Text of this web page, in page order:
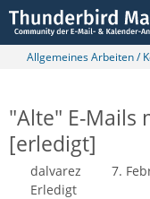
Allgemeines Arbeiten /
"Alte" E-Mails
[erledigt]
dalvarez 7.
Erledigt